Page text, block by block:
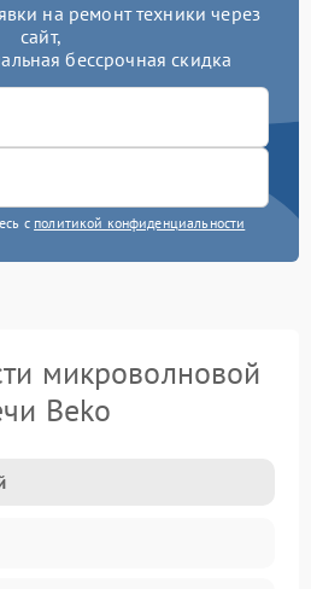
на ремонт техники через
сайт,
бессрочная скидка
с политикой конфиденциальности
микроволновой
Beko